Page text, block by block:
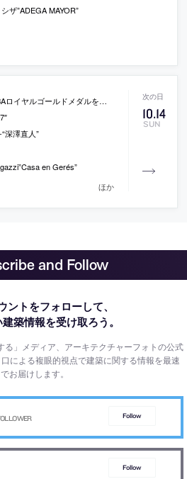
ザ”ADEGA MAYOR”
10.14
SUN
イヤルゴールドメダルを受賞
深澤直人”
en Gerés”
ほか
and Follow
ントをフォローして、
築情報を受け取ろう。
る」メディア、アーキテクチャーフォトの公式
による複眼的視点で建築に関する情報を最速
でお届けします。
Follow
Follow